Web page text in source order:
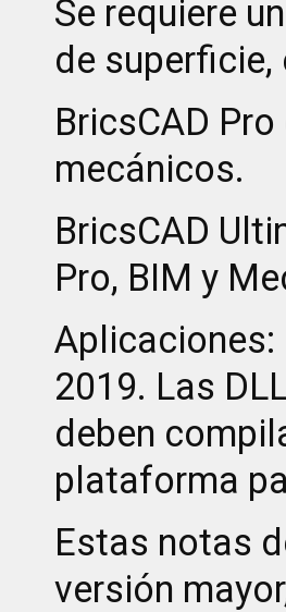
Se requiere
de
BricsCAD
mecánicos.
BricsCAD
Pro, BIM y
Aplicaciones:
2019. Las
deben
plataforma
Estas notas
versión